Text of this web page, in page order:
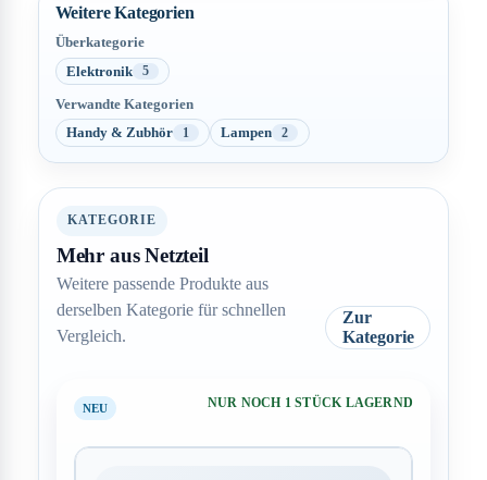
Weitere Kategorien
Überkategorie
Elektronik
5
Verwandte Kategorien
Handy & Zubhör
1 Lampen 2
KATEGORIE
Mehr aus Netzteil
Weitere passende Produkte aus
derselben Kategorie für schnellen
Vergleich.
Zur
Kategorie
NEU NUR NOCH 1 STÜCK LAGERND